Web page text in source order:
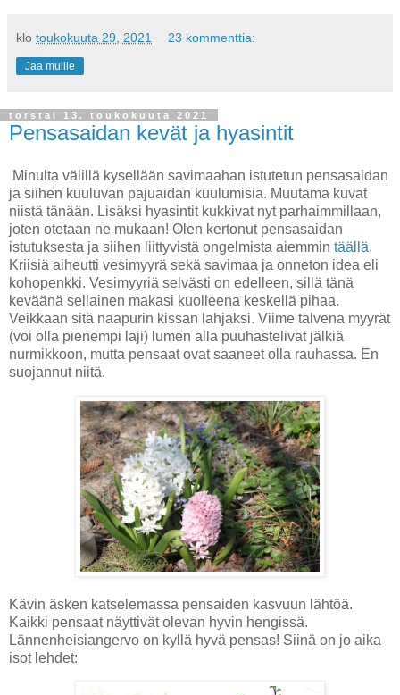
klo toukokuuta 29, 2021 23 kommenttia:
Jaa muille
torstai 13. toukokuuta 2021
Pensasaidan kevät ja hyasintit
Minulta välillä kysellään savimaahan istutetun pensasaidan
ja siihen kuuluvan pajuaidan kuulumisia. Muutama kuvat
niistä tänään. Lisäksi hyasintit kukkivat nyt parhaimmillaan,
joten otetaan ne mukaan! Olen kertonut pensasaidan
istutuksesta ja siihen liittyvistä ongelmista aiemmin täällä.
Kriisiä aiheutti vesimyyrä sekä savimaa ja onneton idea eli
kohopenkki. Vesimyyriä selvästi on edelleen, sillä tänä
keväänä sellainen makasi kuolleena keskellä pihaa.
Veikkaan sitä naapurin kissan lahjaksi. Viime talvena myyrät
(voi olla pienempi laji) lumen alla puuhastelivat jälkiä
nurmikkoon, mutta pensaat ovat saaneet olla rauhassa. En
suojannut niitä.
Kävin äsken katselemassa pensaiden kasvuun lähtöä.
Kaikki pensaat näyttivät olevan hyvin hengissä.
Lännenheisiangervo on kyllä hyvä pensas! Siinä on jo aika
isot lehdet: